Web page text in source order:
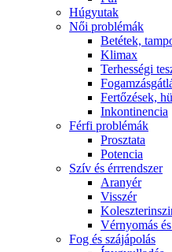
Húgyutak
Női problémák
Betétek,
Klimax
Terhességi
Fertőzések,
Inkontinencia
Férfi problémák
Prosztata
Potencia
Szív és érrrendszer
Aranyér
Visszér
Vérnyomás
Fog és szájápolás